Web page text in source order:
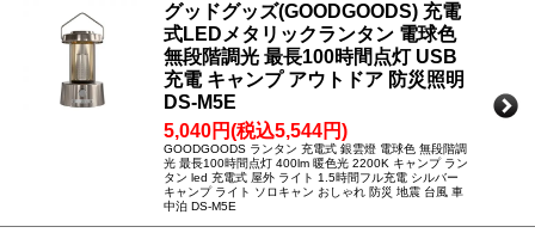
グッドグッズ(GOODGOODS) 充電
式LEDメタリックランタン 電球色
無段階調光 最長100時間点灯 USB
充電 キャンプ アウトドア 防災照明
DS-M5E
5,040円(税込5,544円)
GOODGOODS ランタン 充電式 銀雲燈 電球色 無段階調
光 最長100時間点灯 400lm 暖色光 2200K キャンプ ラン
タン led 充電式 屋外 ライト 1.5時間フル充電 シルバー
キャンプ ライト ソロキャン おしゃれ 防災 地震 台風 車
中泊 DS-M5E